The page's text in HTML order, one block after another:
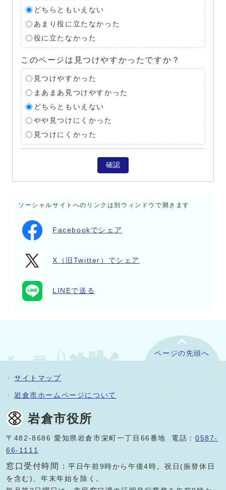
どちらともいえない
あまり役に立たなかった
役に立たなかった
このページは見つけやすかったですか？
見つけやすかった
まあまあ見つけやすかった
どちらともいえない
やや見つけにくかった
見つけにくかった
確認
ソーシャルサイトへのリンクは別ウィンドウで開きます
Facebookでシェア
X（旧Twitter）でシェア
LINEで送る
ページの先頭へ
サイトマップ
岩倉市ホームページについて
岩倉市役所
〒482-8686 愛知県岩倉市栄町一丁目66番地 電話：0587-
66-1111
窓口受付時間：平日午前9時から午後4時。祝日(振替休日
を含む)、年末年始を除く。